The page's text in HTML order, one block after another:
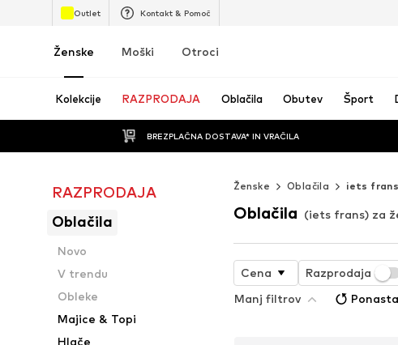
Outlet Kontakt & Pomoč
Ženske Moški Otroci
Kolekcije RAZPRODAJA Oblačila Obutev Šport
BREZPLAČNA DOSTAVA* IN VRAČILA
RAZPRODAJA
Oblačila
Novo
V trendu
Obleke
Majice & Topi
Hlače
Ženske Oblačila iets frans
Oblačila (iets frans) za
Cena Razprodaja
Manj filtrov